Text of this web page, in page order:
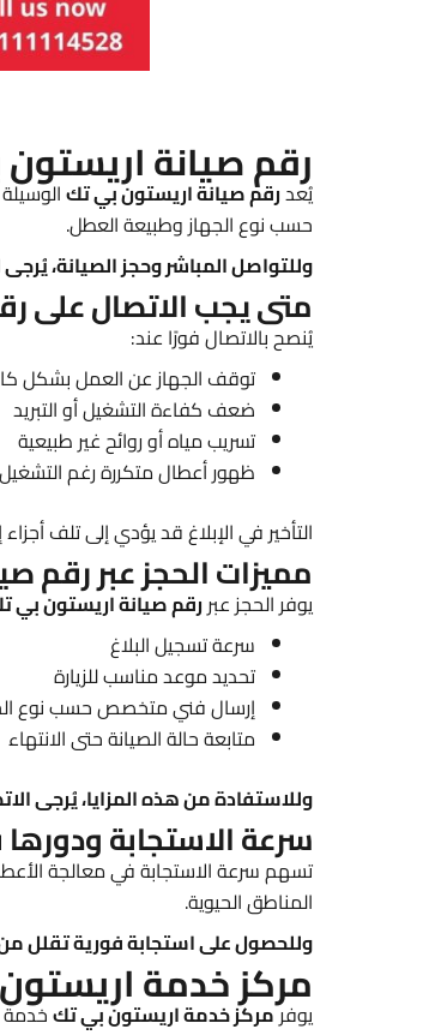
رقم صيانة
يُعدرقم صيانة اريستون بي تك
حسب نوع الجهاز وطبيعة العطل.
وللتواصل المباشر وحجز الصيانة، يُرجى الاتصال
متى يجب الاتصال على
يُنصح بالاتصال فورًا عند:
توقف الجهاز عن العمل بشكل
ضعف كفاءة التشغيل أو التبريد
تسريب مياه أو روائح غير طبيعية
ظهور أعطال متكررة رغم
التأخير في الإبلاغ قد يؤدي إلى تلف
مميزات الحجز عبر رقم
يوفر الحجز عبر رقم صيانة اريستون بي
سرعة تسجيل البلاغ
تحديد موعد مناسب للزيارة
إرسال فني متخصص حسب نوع
متابعة حالة الصيانة حتى الانتهاء
وللاستفادة من هذه المزايا، يُرجى الاتصال الآن على 01211114528
سرعة الاستجابة
تسهم سرعة الاستجابة في معالجة
المناطق الحيوية.
وللحصول على استجابة فورية تقلل
مركز خدمة
يوفرمركز خدمة اريستون بي تكخدمة